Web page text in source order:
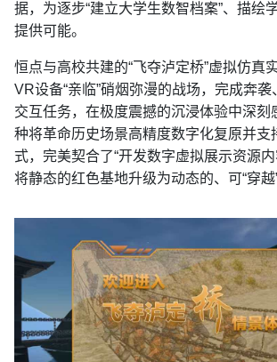
据，为逐步“建立大学生数智档案”、描绘
提供可能。
恒点与高校共建的“飞夺泸定桥”虚拟仿真
VR设备“亲临”硝烟弥漫的战场，完成奔
交互任务，在极度震撼的沉浸体验中深刻
种将革命历史场景高精度数字化复原并支
式，完美契合了“开发数字虚拟展示资源
将静态的红色基地升级为动态的、可“穿越